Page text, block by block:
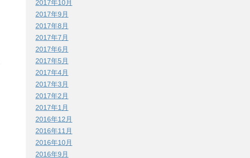
2017年10月
2017年9月
2017年8月
2017年7月
2017年6月
2017年5月
2017年4月
2017年3月
2017年2月
2017年1月
2016年12月
2016年11月
2016年10月
2016年9月